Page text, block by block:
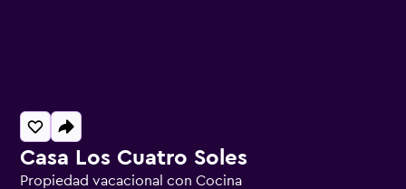
Casa Los Cuatro Soles
Propiedad vacacional con Cocina